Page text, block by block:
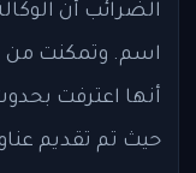
حيث تم تقديم